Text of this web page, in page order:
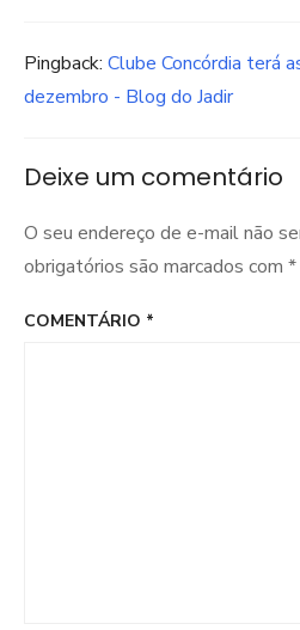
Pingback: Clube Concórdia terá
dezembro - Blog do Jadir
Deixe um comentário
O seu endereço de e-mail não
obrigatórios são marcados com *
COMENTÁRIO *